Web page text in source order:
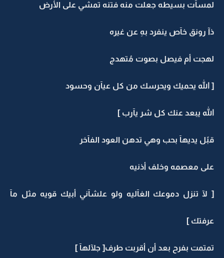
لمسآت بسيطه جعلت منه فتنه تمشي على الأرض
ذآ رونق خآص ينفرد بهِ عن غيره
لهجت أم فيصل بصوت مُتهدج
[ الله يحميك ويحرسك من كل عيآن وحسود
الله يبعد عنك كل شر يآرب ]
قبًل يديهآ بحب وهي تدهن العود الفآخر
على معصمه وخلف أذنيه
[ لآ تنزل دموعك الغآليه ولو علشآني أبيك قويه مثل مآ
عرفتك ]
تمتمت بفرح بعد أن أقربت طرف[ جلآلهآ ]